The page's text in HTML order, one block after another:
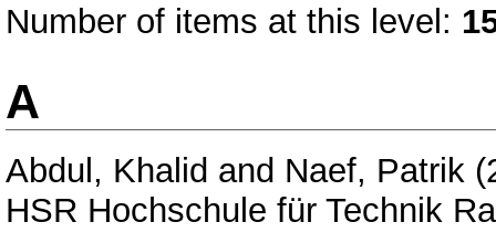
Number of items at this level:
A
Abdul, Khalid and Naef, Patrik
HSR Hochschule für Technik